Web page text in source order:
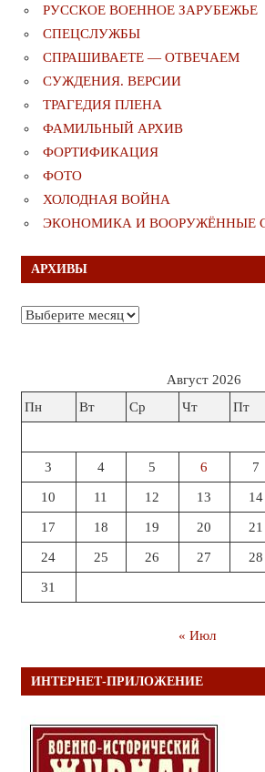
РУССКОЕ ВОЕННОЕ ЗАРУБЕЖЬЕ
СПЕЦСЛУЖБЫ
СПРАШИВАЕТЕ — ОТВЕЧАЕМ
СУЖДЕНИЯ. ВЕРСИИ
ТРАГЕДИЯ ПЛЕНА
ФАМИЛЬНЫЙ АРХИВ
ФОРТИФИКАЦИЯ
ФОТО
ХОЛОДНАЯ ВОЙНА
ЭКОНОМИКА И ВООРУЖЁННЫЕ
АРХИВЫ
Архивы
Август 2026
Пн
Вт Ср Чт Пт
3 4 5 6 7
10 11 12 13 14
17 18 19 20 21
24 25 26 27 28
31
« Июл
ИНТЕРНЕТ-ПРИЛОЖЕНИЕ